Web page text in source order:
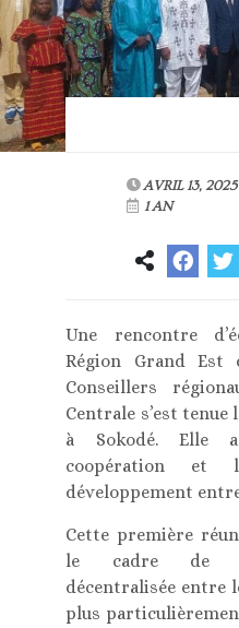
AVRIL 13, 2025
1 AN
Une rencontre
Région Grand Est
Conseillers
Centrale s’est tenue
à Sokodé. Elle
coopération et
développement
Cette première
le cadre de
décentralisée entre
plus